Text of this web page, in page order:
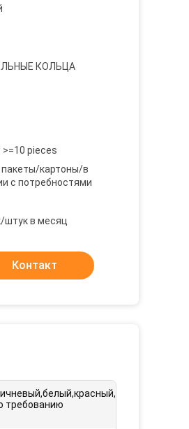
КОЛЬЦА
pieces
картоны/в
с потребностями
штук в месяц
Контакт
требованию